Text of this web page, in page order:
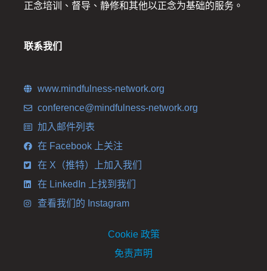
正念培训、督导、静修和其他以正念为基础的服务。
联系我们
www.mindfulness-network.org
conference@mindfulness-network.org
加入邮件列表
在 Facebook 上关注
在 X（推特）上加入我们
在 LinkedIn 上找到我们
查看我们的 Instagram
Cookie 政策
免责声明